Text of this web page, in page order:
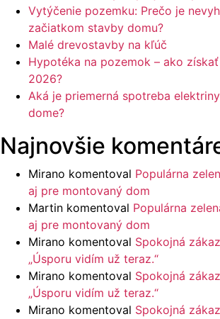
Vytýčenie pozemku: Prečo je
začiatkom stavby domu?
Malé drevostavby na kľúč
Hypotéka na pozemok – ako
2026?
Aká je priemerná spotreba
dome?
Najnovšie
Mirano komentoval Populárna
aj pre montovaný dom
Martin komentoval Populárna
aj pre montovaný dom
Mirano komentoval Spokojná
„Úsporu vidím už teraz.“
Mirano komentoval Spokojná
„Úsporu vidím už teraz.“
Mirano komentoval Spokojná